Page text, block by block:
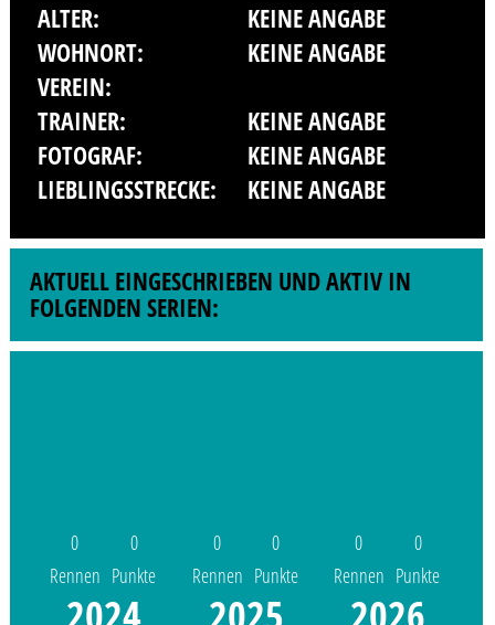
ALTER:
KEINE ANGABE
WOHNORT:
KEINE ANGABE
VEREIN:
TRAINER:
KEINE ANGABE
FOTOGRAF:
KEINE ANGABE
LIEBLINGSSTRECKE:
KEINE ANGABE
AKTUELL EINGESCHRIEBEN UND AKTIV IN
FOLGENDEN SERIEN:
0
Rennen
0
Punkte
0
Rennen
0
Punkte
0
Rennen
0
Punkte